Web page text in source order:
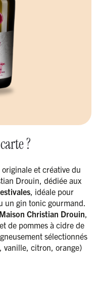
?
et créative du
Drouin, dédiée aux
, idéale pour
un gin tonic gourmand.
Maison Christian Drouin,
de pommes à cidre de
sélectionnés
vanille, citron, orange)